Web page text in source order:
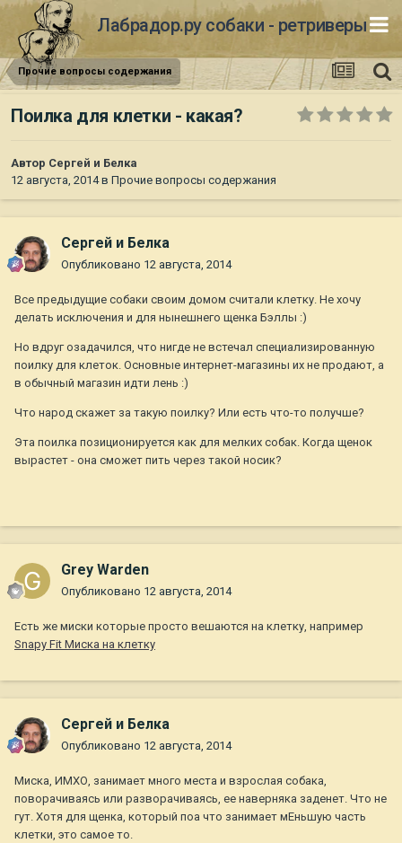
Лабрадор.ру собаки - ретриверы
Прочие вопросы содержания
Поилка для клетки - какая?
Автор Сергей и Белка
12 августа, 2014в Прочие вопросы содержания
Сергей и Белка
Опубликовано 12 августа, 2014
Все предыдущие собаки своим домом считали клетку. Не хочу
делать исключения и для нынешнего щенка Бэллы :)
Но вдруг озадачился, что нигде не встечал специализированную
поилку для клеток. Основные интернет-магазины их не продают, а
в обычный магазин идти лень :)
Что народ скажет за такую поилку? Или есть что-то получше?
Эта поилка позиционируется как для мелких собак. Когда щенок
вырастет - она сможет пить через такой носик?
Grey Warden
Опубликовано 12 августа, 2014
Есть же миски которые просто вешаются на клетку, например
Snapy Fit Миска на клетку
Сергей и Белка
Опубликовано 12 августа, 2014
Миска, ИМХО, занимает много места и взрослая собака,
поворачиваясь или разворачиваясь, ее наверняка заденет. Что не
гут. Хотя для щенка, который поа что занимает мЕньшую часть
клетки, это самое то.